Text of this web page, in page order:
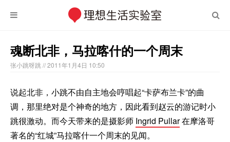
魂断北非，马拉喀什的一个周末
张小跳呀跳 // 2011年1月4日 10:50
说起北非，小跳不由自主地会哼唱起“卡萨布兰卡”的曲
调，那里绝对是个神奇的地方，因此看到赵云的游记时小
跳很激动。而今天带来的是摄影师 Ingrid Pullar在摩洛哥
著名的“红城”马拉喀什一个周末的见闻。